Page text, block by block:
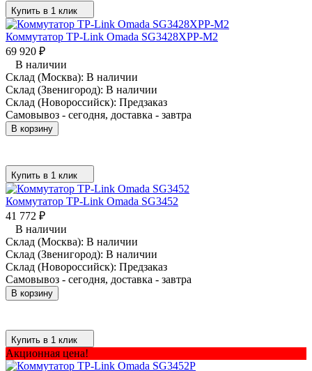
Купить в 1 клик
Коммутатор TP-Link Omada SG3428XPP-M2
69 920 ₽
В наличии
Склад (Москва): В наличии
Склад (Звенигород): В наличии
Склад (Новороссийск): Предзаказ
Самовывоз - сегодня, доставка - завтра
В корзину
Купить в 1 клик
Коммутатор TP-Link Omada SG3452
41 772 ₽
В наличии
Склад (Москва): В наличии
Склад (Звенигород): В наличии
Склад (Новороссийск): Предзаказ
Самовывоз - сегодня, доставка - завтра
В корзину
Купить в 1 клик
Акционная цена!